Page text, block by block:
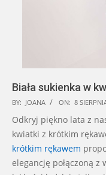
Biała sukienka w
2024-
08-
08
BY: JOANA ON: 8
Odkryj piękno lata z
kwiatki z krótkim
krótkim rękawem
elegancję połączoną